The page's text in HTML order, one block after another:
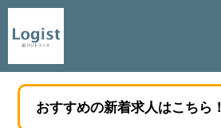
おすすめの新着求人はこちら！